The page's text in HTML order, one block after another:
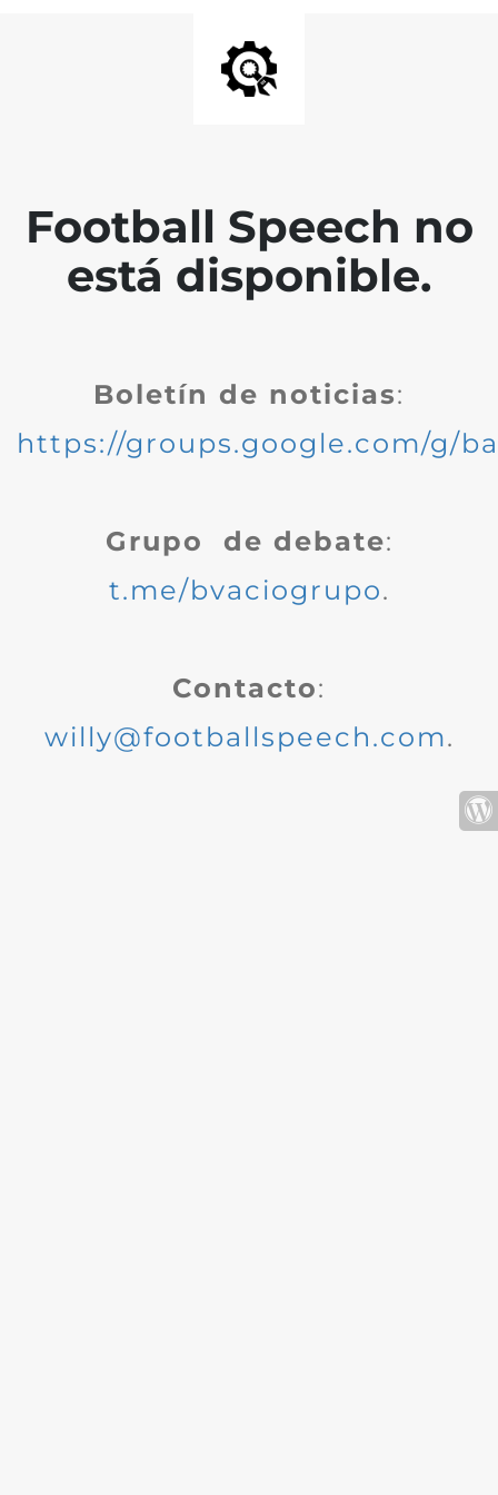
Football Speech no
está disponible.
Boletín de noticias:
https://groups.google.com/g/
Grupo de debate:
t.me/bvaciogrupo.
Contacto:
willy@footballspeech.com.